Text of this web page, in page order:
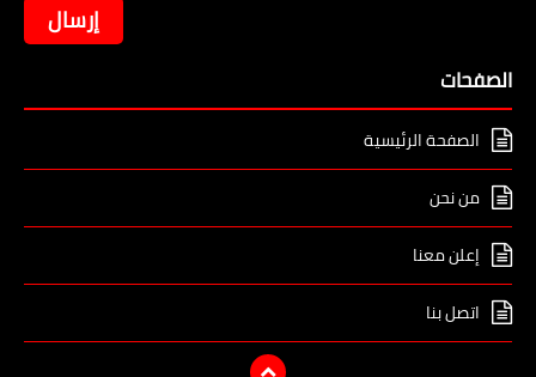
الصفحات
الصفحة الرئيسية
من نحن
إعلن معنا
اتصل بنا